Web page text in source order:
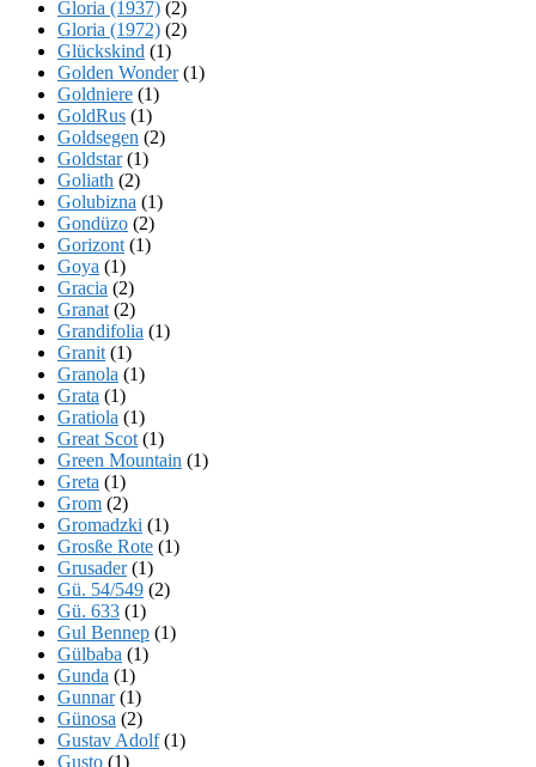
Gloria (1937) (2)
Gloria (1972) (2)
Glückskind (1)
Golden Wonder(1)
Goldniere (1)
GoldRus (1)
Goldsegen (2)
Goldstar(1)
Goliath (2)
Golubizna (1)
Gondüzo (2)
Gorizont (1)
Goya (1)
Gracia (2)
Granat (2)
Grandifolia (1)
Granit (1)
Granola (1)
Grata (1)
Gratiola (1)
Great Scot (1)
Green Mountain (1)
Greta (1)
Grom (2)
Gromadzki (1)
Grosße Rote (1)
Grusader(1)
Gü. 54/549 (2)
Gü. 633 (1)
Gul Bennep (1)
Gülbaba (1)
Gunda (1)
Gunnar(1)
Günosa (2)
Gustav Adolf(1)
Gusto (1)